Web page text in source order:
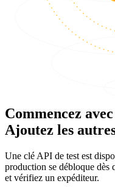
Commencez
Ajoutez les
Une clé API de test est
production se débloque dès
et vérifiez un expéditeur.